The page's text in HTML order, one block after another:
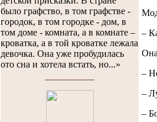
было графство, в том графстве -
городок, в том городке - дом, в
том доме - комната, а в комнате –
кроватка, а в той кроватке лежала
девочка. Она уже пробудилась
ото сна и хотела встать, но...»
–
–
–
–